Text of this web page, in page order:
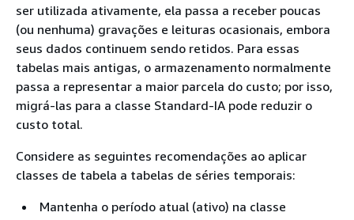
ser utilizada ativamente, ela passa a receber poucas
(ou nenhuma) gravações e leituras ocasionais, embora
seus dados continuem sendo retidos. Para essas
tabelas mais antigas, o armazenamento normalmente
passa a representar a maior parcela do custo; por isso,
migrá-las para a classe Standard-IA pode reduzir o
custo total.
Considere as seguintes recomendações ao aplicar
classes de tabela a tabelas de séries temporais:
Mantenha o período atual (ativo) na classe